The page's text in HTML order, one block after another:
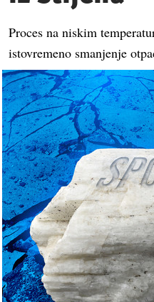
Proces na niskim
istovremeno smanjenje